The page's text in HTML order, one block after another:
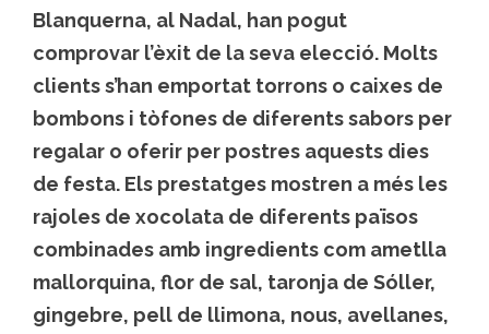
Blanquerna, al Nadal, han pogut
comprovar l’èxit de la seva elecció. Molts
clients s’han emportat torrons o caixes de
bombons i tòfones de diferents sabors per
regalar o oferir per postres aquests dies
de festa. Els prestatges mostren a més les
rajoles de xocolata de diferents països
combinades amb ingredients com ametlla
mallorquina, flor de sal, taronja de Sóller,
gingebre, pell de llimona, nous, avellanes,